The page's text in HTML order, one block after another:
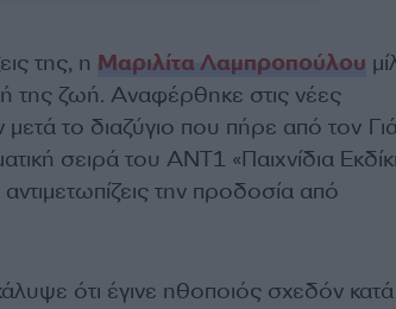
της, η Μαριλίτα Λαμπροπούλου
της ζωή. Αναφέρθηκε στις νέες
το διαζύγιο που πήρε από τον
σειρά του ΑΝΤ1 «Παιχνίδια
την προδοσία από
ότι έγινε ηθοποιός σχεδόν κατά